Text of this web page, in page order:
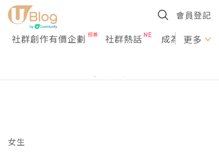
會員登記
社群創作有價企劃 社群熱話 成為U更多
女生